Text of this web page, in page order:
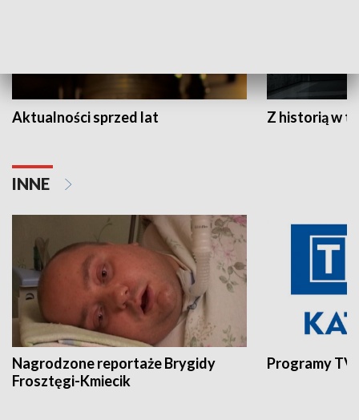
Aktualności sprzed lat Z historią w
INNE
Nagrodzone reportaże Brygidy
Frosztęgi-Kmiecik
Programy